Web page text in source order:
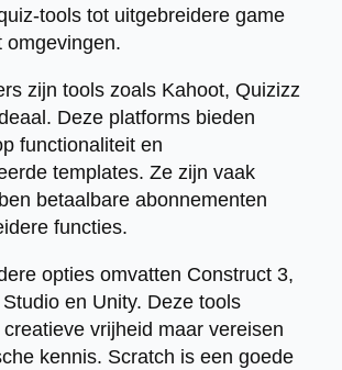
tools tot uitgebreidere game
omgevingen.
zijn tools zoals Kahoot, Quizizz
Deze platforms bieden
functionaliteit en
templates. Ze zijn vaak
betaalbare abonnementen
functies.
opties omvatten Construct 3,
en Unity. Deze tools
vrijheid maar vereisen
kennis. Scratch is een goede